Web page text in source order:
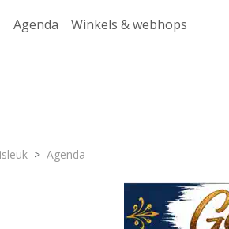
Agenda Winkels & webhops
Agenda